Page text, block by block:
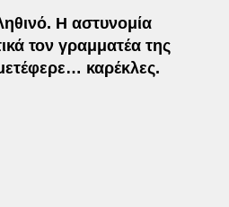
Η αστυνομία
τον γραμματέα της
καρέκλες.